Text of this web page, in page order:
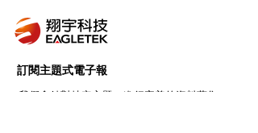
訂閱主題式電子報
我們會針對特定主題，進行完善的資料蒐集、